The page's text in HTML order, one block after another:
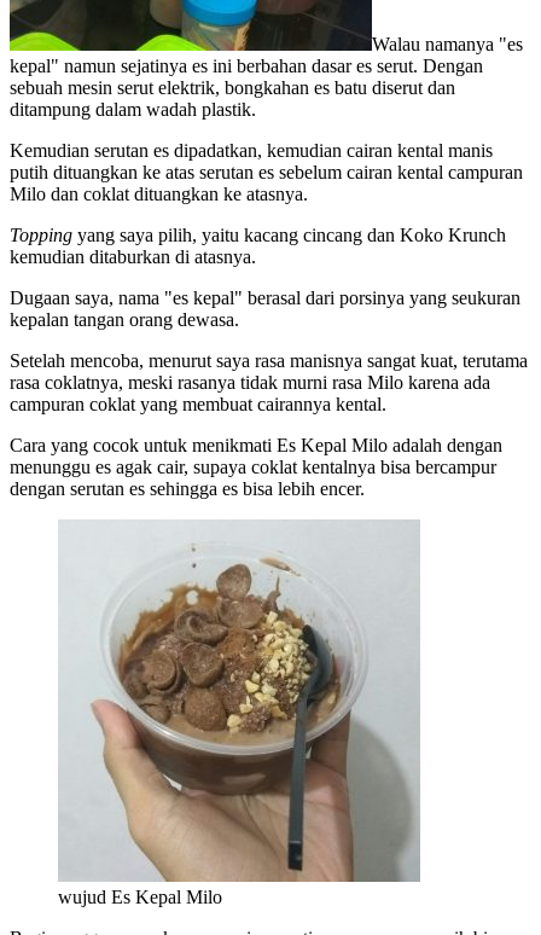
Walau namanya "es
kepal" namun sejatinya es ini berbahan dasar es serut. Dengan
sebuah mesin serut elektrik, bongkahan es batu diserut dan
ditampung dalam wadah plastik.
Kemudian serutan es dipadatkan, kemudian cairan kental manis
putih dituangkan ke atas serutan es sebelum cairan kental campuran
Milo dan coklat dituangkan ke atasnya.
Topping yang saya pilih, yaitu kacang cincang dan Koko Krunch
kemudian ditaburkan di atasnya.
Dugaan saya, nama "es kepal" berasal dari porsinya yang seukuran
kepalan tangan orang dewasa.
Setelah mencoba, menurut saya rasa manisnya sangat kuat, terutama
rasa coklatnya, meski rasanya tidak murni rasa Milo karena ada
campuran coklat yang membuat cairannya kental.
Cara yang cocok untuk menikmati Es Kepal Milo adalah dengan
menunggu es agak cair, supaya coklat kentalnya bisa bercampur
dengan serutan es sehingga es bisa lebih encer.
wujud Es Kepal Milo